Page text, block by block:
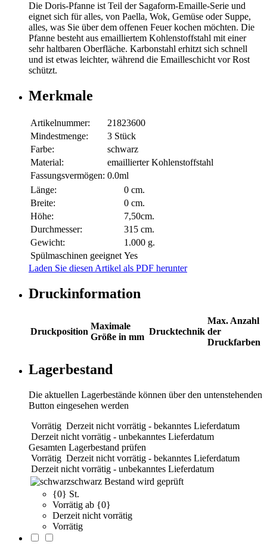
Die Doris-Pfanne ist Teil der Sagaform-Emaille-Serie und
eignet sich für alles, von Paella, Wok, Gemüse oder Suppe,
alles, was Sie über dem offenen Feuer kochen möchten. Die
Pfanne besteht aus emailliertem Kohlenstoffstahl mit einer
sehr haltbaren Oberfläche. Karbonstahl erhitzt sich schnell
und ist etwas leichter, während die Emailleschicht vor Rost
schützt.
Merkmale
Artikelnummer:
21823600
Mindestmenge:
3 Stück
Farbe:
schwarz
Material:
emaillierter Kohlenstoffstahl
Fassungsvermögen: 0.0ml
Länge:
0 cm.
Breite:
0 cm.
Höhe:
7,50cm.
Durchmesser:
315 cm.
Gewicht:
1.000 g.
Spülmaschinen geeignet Yes
Laden Sie diesen Artikel als PDF herunter
Druckinformation
Druckposition
Maximale
Größe in mm
Drucktechnik
Max. Anzahl
der
Druckfarben
Lagerbestand
Die aktuellen Lagerbestände können über den untenstehenden
Button eingesehen werden
Vorrätig Derzeit nicht vorrätig - bekanntes Lieferdatum
Derzeit nicht vorrätig - unbekanntes Lieferdatum
Gesamten Lagerbestand prüfen
Vorrätig Derzeit nicht vorrätig - bekanntes Lieferdatum
Derzeit nicht vorrätig - unbekanntes Lieferdatum
schwarz Bestand wird geprüft
{0} St.
Vorrätig ab {0}
Derzeit nicht vorrätig
Vorrätig